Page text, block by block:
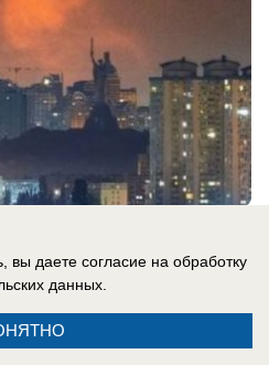
в России
для нанесения
вы даете согласие на обработку
данных.